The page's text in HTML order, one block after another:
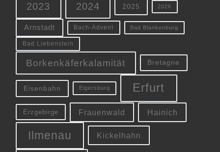
2023 2024 2025 2026
Arnstadt Bach-Advent Bad Blankenburg
Bad Liebenstein
Borkenkäferkalamität Bretagne
Eisenbahn Elgersburg Erfurt
Erzgebirge Frauenwald Hainich
Ilmenau Kickelhahn